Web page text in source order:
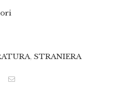
, STRANIERA